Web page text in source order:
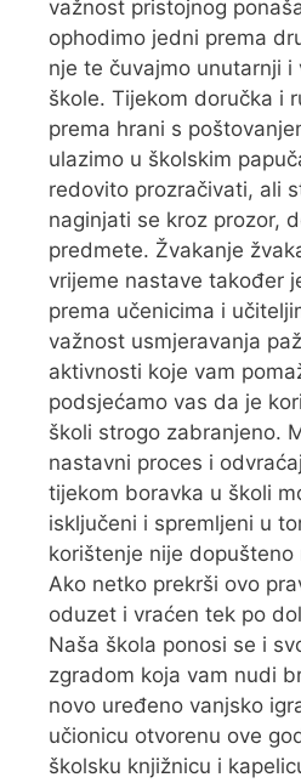
važnost pristojnog
ophodimo jedni prema
nje te čuvajmo unutarnji i
škole. Tijekom doručka i
prema hrani s
ulazimo u školskim
redovito prozračivati, ali
naginjati se kroz prozor,
predmete. Žvakanje
vrijeme nastave također
prema učenicima i
važnost usmjeravanja
aktivnosti koje vam
podsjećamo vas da je
školi strogo zabranjeno.
nastavni proces i
tijekom boravka u školi
isključeni i spremljeni u
korištenje nije
Ako netko prekrši ovo
oduzet i vraćen tek po
Naša škola ponosi se i
zgradom koja vam nudi
novo uređeno vanjsko
učionicu otvorenu ove
školsku knjižnicu i